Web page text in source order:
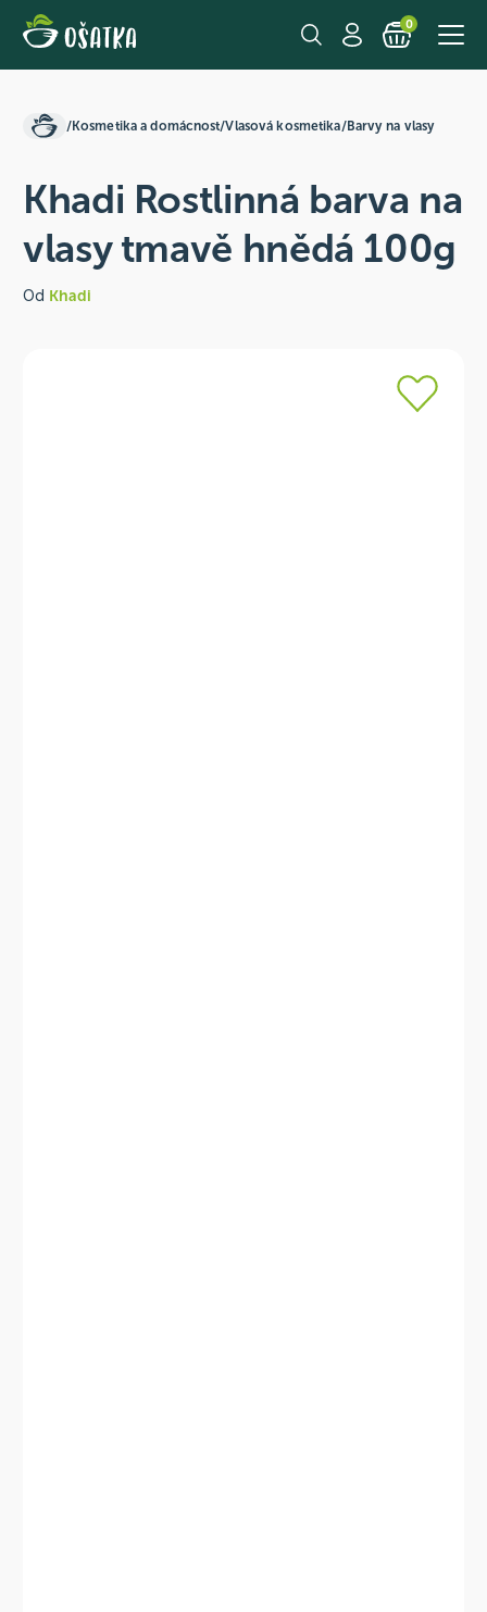
0
/Kosmetika a domácnost/Vlasová kosmetika/Barvy na vlasy
Khadi Rostlinná barva na
vlasy tmavě hnědá 100g
Od Khadi